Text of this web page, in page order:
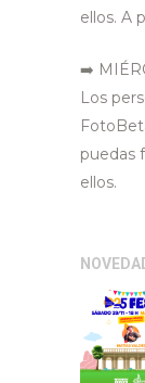
ellos. A
➡️
Los
puedas
ellos.